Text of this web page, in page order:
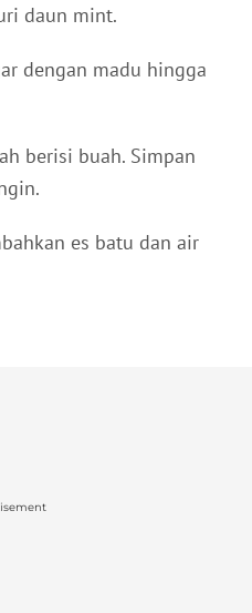
daun mint.
dengan madu hingga
berisi buah. Simpan
es batu dan air